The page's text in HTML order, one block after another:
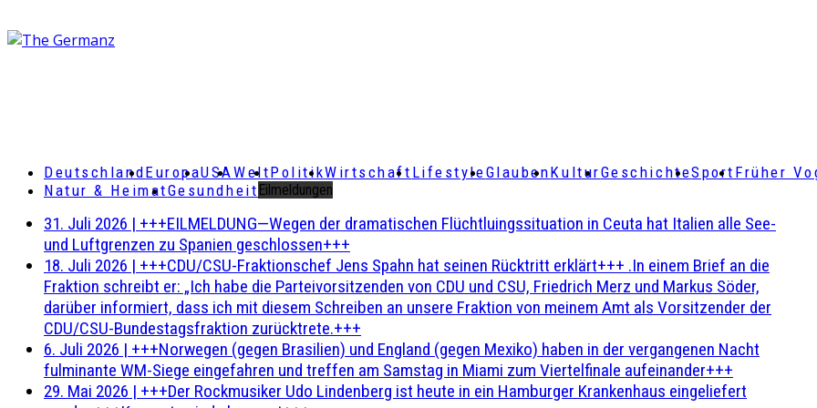
DeutschlandEuropaUSAWeltPolitikWirtschaft LifestyleGlaubenKulturGeschichteSport Früher
Natur & HeimatGesundheit Eilmeldungen
31. Juli 2026 | +++EILMELDUNG—Wegen der dramatischen Flüchtluingssituation in Ceuta hat Italien alle See-
und Luftgrenzen zu Spanien geschlossen+++
18. Juli 2026 | +++CDU/CSU-Fraktionschef Jens Spahn hat seinen Rücktritt erklärt+++ .In einem Brief an die
Fraktion schreibt er: „Ich habe die Parteivorsitzenden von CDU und CSU, Friedrich Merz und Markus Söder,
darüber informiert, dass ich mit diesem Schreiben an unsere Fraktion von meinem Amt als Vorsitzender der
CDU/CSU-Bundestagsfraktion zurücktrete.+++
6. Juli 2026 | +++Norwegen (gegen Brasilien) und England (gegen Mexiko) haben in der vergangenen Nacht
fulminante WM-Siege eingefahren und treffen am Samstag in Miami zum Viertelfinale aufeinander+++
29. Mai 2026 | +++Der Rockmusiker Udo Lindenberg ist heute in ein Hamburger Krankenhaus eingeliefert